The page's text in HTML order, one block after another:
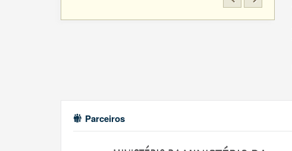
Parceiros